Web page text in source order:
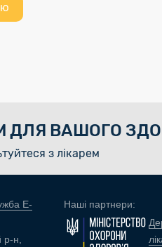
ВАШОГО
з лікарем
E-
н,
Наші партнери: